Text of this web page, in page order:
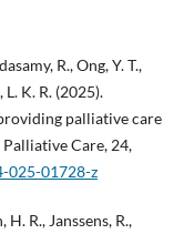
R., Ong, Y. T.,
L. K. R. (2025).
palliative care
Care, 24,
025-01728-z
R., Janssens, R.,